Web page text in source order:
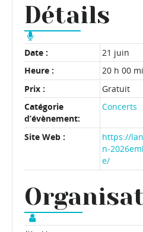
Détails
Date :
21 juin
Heure :
20 h 00
Prix :
Gratuit
Catégorie
d’évènement:
Concerts
Site Web :
https://
n-
e/